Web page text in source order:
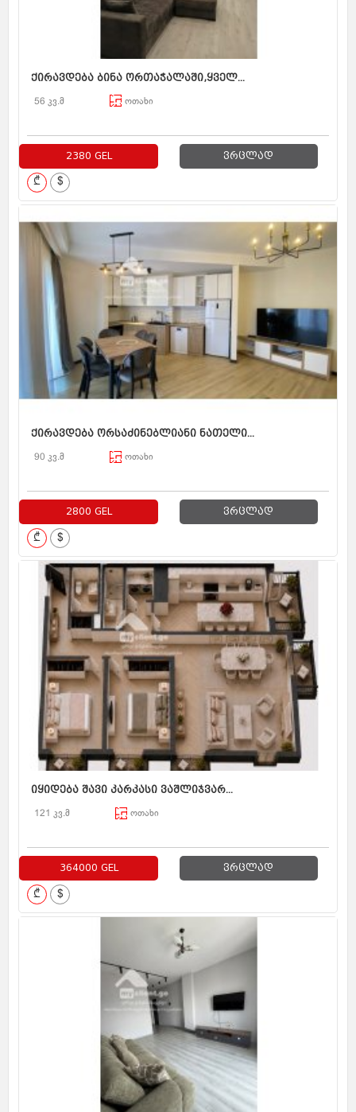
ქირავდება ბინა ორთაჭალაში,ყველ...
56 კვ.მ ოთახი
2380 GEL ვრცლად
₾ $
ქირავდება ორსაძინებლიანი ნათელი...
90 კვ.მ ოთახი
2800 GEL ვრცლად
₾ $
იყიდება შავი კარკასი ვაშლიჯვარ...
121 კვ.მ ოთახი
364000 GEL ვრცლად
₾ $